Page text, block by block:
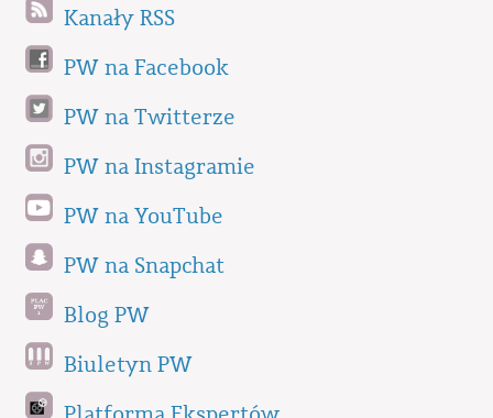
Kanały RSS
PW na Facebook
PW na Twitterze
PW na Instagramie
PW na YouTube
PW na Snapchat
Blog PW
Biuletyn PW